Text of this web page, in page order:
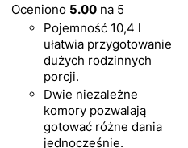
Oceniono 5.00 na 5
Pojemność 10,4 l
ułatwia przygotowanie
dużych rodzinnych
porcji.
Dwie niezależne
komory pozwalają
gotować różne dania
jednocześnie.